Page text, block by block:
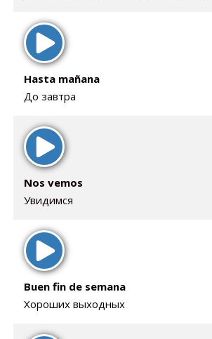
Hasta mañana
До завтра
Nos vemos
Увидимся
Buen fin de semana
Хороших выходных